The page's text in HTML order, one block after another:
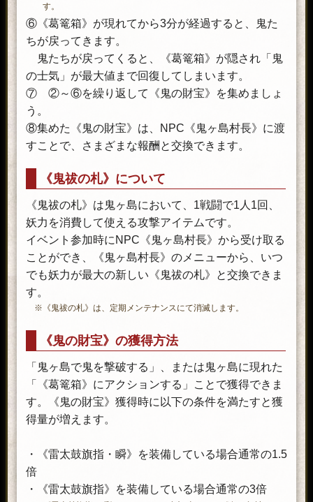
す。
⑥《葛篭箱》が現れてから3分が経過すると、鬼た
ちが戻ってきます。
鬼たちが戻ってくると、《葛篭箱》が隠され「鬼
の士気」が最大値まで回復してしまいます。
⑦ ②～⑥を繰り返して《鬼の財宝》を集めましょ
う。
⑧集めた《鬼の財宝》は、NPC《鬼ヶ島村長》に渡
すことで、さまざまな報酬と交換できます。
《鬼祓の札》について
《鬼祓の札》は鬼ヶ島において、1戦闘で1人1回、
妖力を消費して使える攻撃アイテムです。
イベント参加時にNPC《鬼ヶ島村長》から受け取る
ことができ、《鬼ヶ島村長》のメニューから、いつ
でも妖力が最大の新しい《鬼祓の札》と交換できま
す。
※《鬼祓の札》は、定期メンテナンスにて消滅します。
《鬼の財宝》の獲得方法
「鬼ヶ島で鬼を撃破する」、または鬼ヶ島に現れた
「《葛篭箱》にアクションする」ことで獲得できま
す。《鬼の財宝》獲得時に以下の条件を満たすと獲
得量が増えます。
・《雷太鼓旗指・瞬》を装備している場合通常の1.5
倍
・《雷太鼓旗指》を装備している場合通常の3倍